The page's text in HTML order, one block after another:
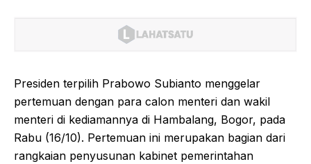
Presiden terpilih Prabowo Subianto menggelar
pertemuan dengan para calon menteri dan wakil
menteri di kediamannya di Hambalang, Bogor, pada
Rabu (16/10). Pertemuan ini merupakan bagian dari
rangkaian penyusunan kabinet pemerintahan